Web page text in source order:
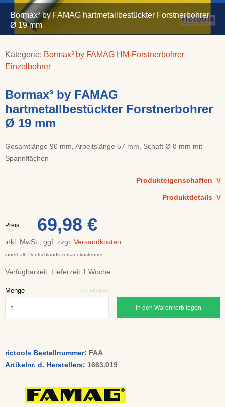
Bormax³ by FAMAG hartmetallbestückter Forstnerbohrer
Ø 19 mm
Kategorie: Bormax³ by FAMAG HM-Forstnerbohrer
Einzelbohrer
Bormax³ by FAMAG
hartmetallbestückter Forstnerbohrer
Ø 19 mm
Gesamtlänge 90 mm, Arbeitslänge 57 mm, Schaft Ø 8 mm mit
Spannflächen
Produkteigenschaften V
Produktdetails V
Preis 69,98 €
inkl. MwSt., ggf. zzgl. Versandkosten
innerhalb Deutschlands versandkostenfrei!
Verfügbarkeit: Lieferzeit 1 Woche
Menge (erforderlich)
In den Warenkorb legen
rictools Bestellnummer: FAA
Artikelnr. d. Herstellers: 1663.019